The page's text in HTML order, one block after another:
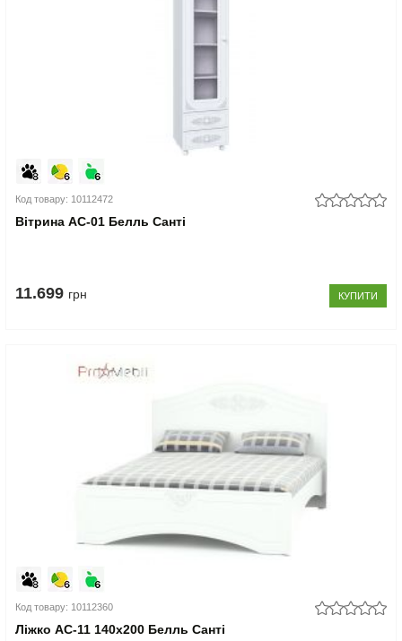
Код товару: 10112472
Вітрина АС-01 Белль Санті
11.699 грн КУПИТИ
Код товару: 10112360
Ліжко АС-11 140x200 Белль Санті